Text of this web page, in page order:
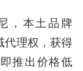
，本土品牌
代理权，获得
推出价格低